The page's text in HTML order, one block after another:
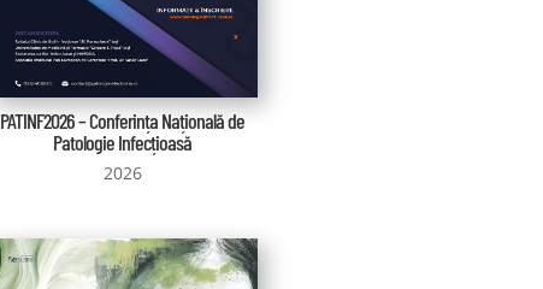
PATINF2026 – Conferința Națională de
Patologie Infecțioasă
2026